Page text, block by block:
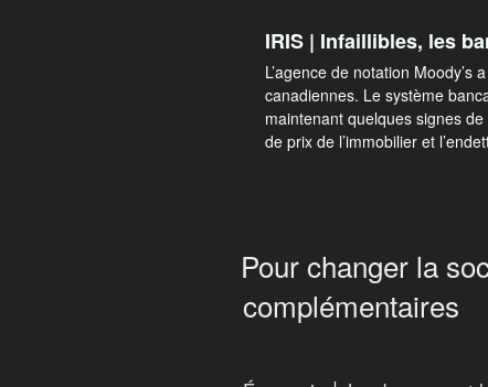
IRIS | Infaillibles, les
L’agence de notation
canadiennes. Le système
maintenant quelques signes
de prix de l’immobilier et
Pour changer la
complémentaires